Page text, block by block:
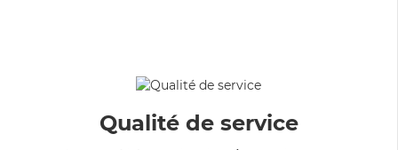
Qualité de service